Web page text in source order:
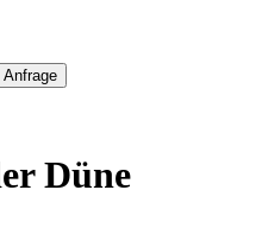
Anfrage
Düne